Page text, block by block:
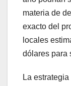
materia de
exacto del
locales
dólares para
La